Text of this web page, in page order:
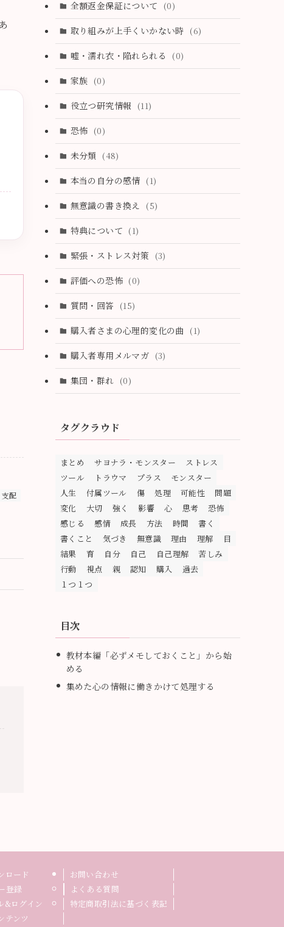
支配
(4)
(4)
(3)
(2)
(2)
(2)
(1)
(0)
全額返金保証について (0)
取り組みが上手くいかない時 (6)
嘘・濡れ衣・陥れられる (0)
家族 (0)
役立つ研究情報 (11)
恐怖 (0)
未分類 (48)
本当の自分の感情 (1)
無意識の書き換え (5)
特典について (1)
緊張・ストレス対策 (3)
評価への恐怖 (0)
質問・回答 (15)
購入者さまの心理的変化の曲 (1)
購入者専用メルマガ (3)
集団・群れ (0)
タグクラウド
まとめ サヨナラ・モンスター
ストレス
ツール
トラウマ プラス
モンスター
人生
付属ツール 傷 処理 可能性
問題
変化
大切 強く 影響 心 思考
恐怖
感じる
感情 成長 方法 時間
書く
書くこと
気づき 無意識 理由 理解
目
結果
育 自分 自己 自己理解
苦しみ
行動
視点 親 認知 購入
過去
１つ１つ
目次
教材本編「必ずメモしておくこと」から始
める
集めた心の情報に働きかけて処理する
ロード
登録
&ログイン
テンツ
お問い合わせ
よくある質問
特定商取引法に基づく表記